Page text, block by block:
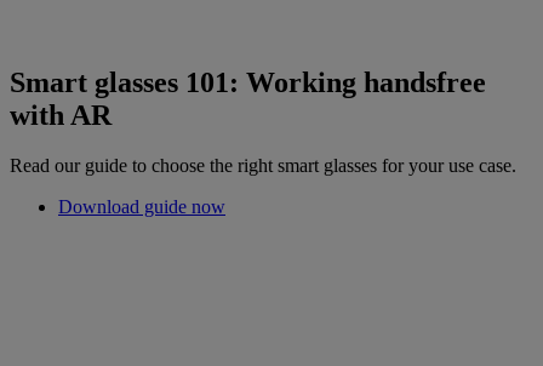
Smart glasses 101: Working handsfree
with AR
Read our guide to choose the right smart glasses for your use case.
Download guide now